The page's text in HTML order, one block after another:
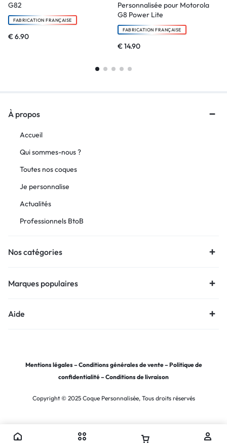
G82
FABRICATION FRANÇAISE
€6.90
Personnalisée pour Motorola
G8 Power Lite
FABRICATION FRANÇAISE
€14.90
À propos
Accueil
Qui sommes-nous ?
Toutes nos coques
Je personnalise
Actualités
Professionnels BtoB
Nos catégories
Marques populaires
Aide
Mentions légales –Conditions générales de vente–Politique de
confidentialité–Conditions de livraison
Copyright © 2025 Coque Personnalisée, Tous droits réservés